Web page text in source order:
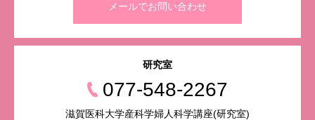
メールでお問い合わせ
研究室
077-548-2267
滋賀医科大学産科学婦人科学講座(研究室)